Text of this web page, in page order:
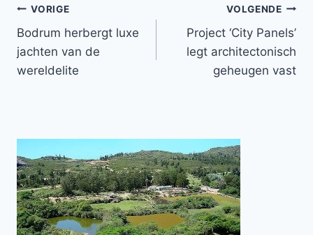
Bericht
navigatie
VORIGE
Bodrum herbergt luxe
jachten van de
wereldelite
VOLGENDE
Project ‘City Panels’
legt architectonisch
geheugen vast